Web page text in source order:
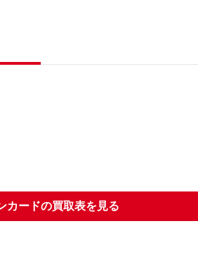
カードの買取表を見る